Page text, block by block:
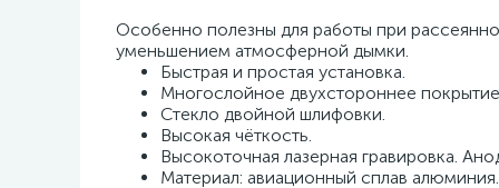
Особенно полезны для работы при
уменьшением атмосферной дымки.
Быстрая и простая установка.
Многослойное двухстороннее
Стекло двойной шлифовки.
Высокая чёткость.
Высокоточная лазерная гравировка.
Материал: авиационный сплав алюминия.